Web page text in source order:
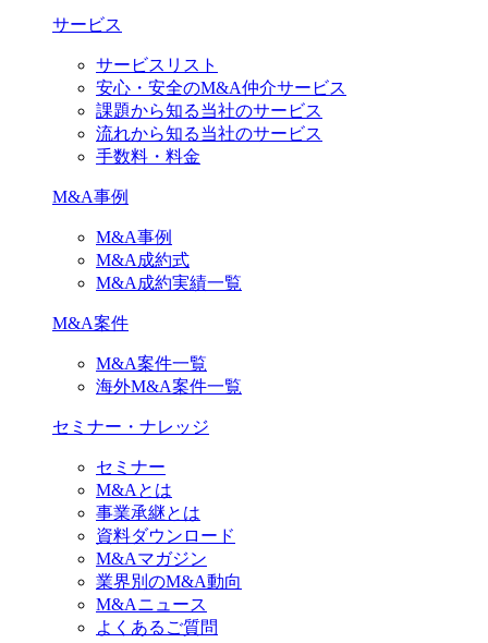
サービス
サービスリスト
安心・安全のM&A仲介サービス
課題から知る当社のサービス
流れから知る当社のサービス
手数料・料金
M&A事例
M&A事例
M&A成約式
M&A成約実績一覧
M&A案件
M&A案件一覧
海外M&A案件一覧
セミナー・ナレッジ
セミナー
M&Aとは
事業承継とは
資料ダウンロード
M&Aマガジン
業界別のM&A動向
M&Aニュース
よくあるご質問